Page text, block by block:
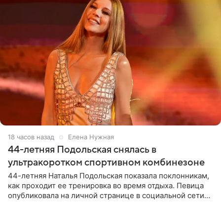
18 часов назад Елена Нужная
44-летняя Подольская снялась в
ультракоротком спортивном комбинезоне
44-летняя Наталья Подольская показала поклонникам,
как проходит ее тренировка во время отдыха. Певица
опубликовала на личной странице в социальной сети